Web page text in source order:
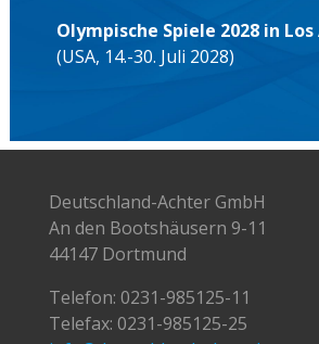
Olympische Spiele 2028 in
(USA, 14.-30. Juli 2028)
Deutschland-Achter GmbH
An den Bootshäusern 9-11
44147 Dortmund
Telefon: 0231-985125-11
Telefax: 0231-985125-25